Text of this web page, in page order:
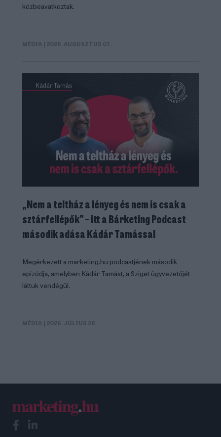
közbeavatkoztak.
MÉDIA | 2026. AUGUSZTUS 07.
„Nem a teltház a lényeg és nem is csak a
sztárfellépők” – itt a Bárketing Podcast
második adása Kádár Tamással
Megérkezett a marketing.hu podcastjének második
epizódja, amelyben Kádár Tamást, a Sziget ügyvezetőjét
láttuk vendégül.
MÉDIA | 2026. JÚLIUS 28.